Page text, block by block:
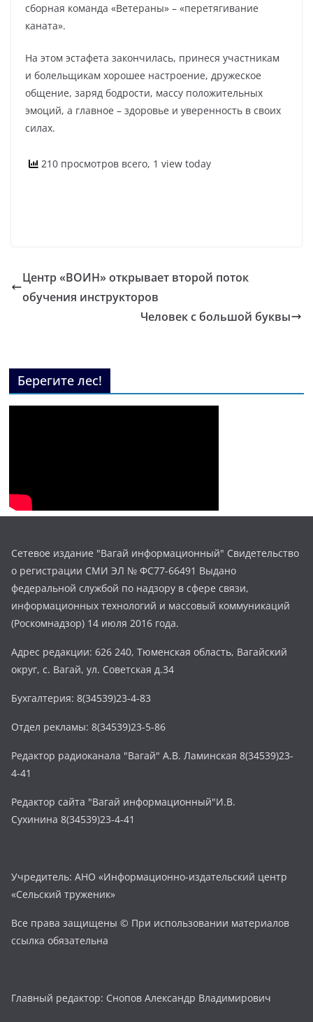
сборная команда «Ветераны» – «перетягивание
каната».
На этом эстафета закончилась, принеся участникам
и болельщикам хорошее настроение, дружеское
общение, заряд бодрости, массу положительных
эмоций, а главное – здоровье и уверенность в своих
силах.
210 просмотров всего, 1 view today
Центр «ВОИН» открывает второй поток
обучения инструкторов
Человек с большой буквы
Берегите лес!
Сетевое издание "Вагай информационный" Свидетельство
о регистрации СМИ ЭЛ № ФС77-66491 Выдано
федеральной службой по надзору в сфере связи,
информационных технологий и массовый коммуникаций
(Роскомнадзор) 14 июля 2016 года.
Адрес редакции: 626 240, Тюменская область, Вагайский
округ, с. Вагай, ул. Советская д.34
Бухгалтерия: 8(34539)23-4-83
Отдел рекламы: 8(34539)23-5-86
Редактор радиоканала "Вагай" А.В. Ламинская 8(34539)23-
4-41
Редактор сайта "Вагай информационный"И.В.
Сухинина 8(34539)23-4-41
Учредитель: АНО «Информационно-издательский центр
«Сельский труженик»
Все права защищены © При использовании материалов
ссылка обязательна
Главный редактор: Снопов Александр Владимирович